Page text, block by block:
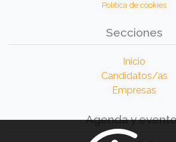
Política de cookies
Secciones
Inicio
Candidatos/as
Empresas
Agenda y